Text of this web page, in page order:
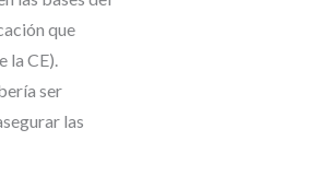
que
la CE).
ser
las